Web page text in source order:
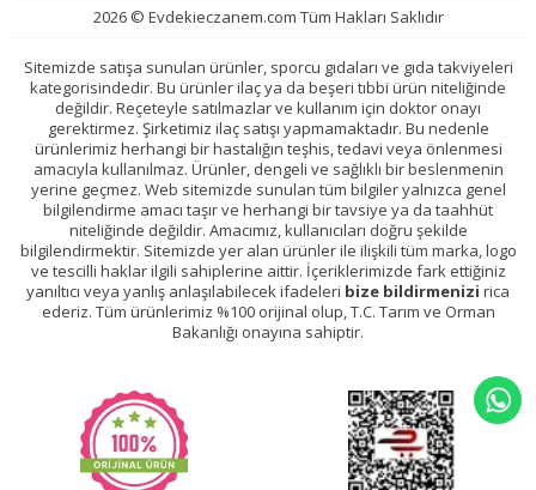
2026 © Evdekieczanem.com Tüm Hakları Saklıdır
Sitemizde satışa sunulan ürünler, sporcu gıdaları ve gıda takviyeleri
kategorisindedir. Bu ürünler ilaç ya da beşeri tıbbi ürün niteliğinde
değildir. Reçeteyle satılmazlar ve kullanım için doktor onayı
gerektirmez. Şirketimiz ilaç satışı yapmamaktadır. Bu nedenle
ürünlerimiz herhangi bir hastalığın teşhis, tedavi veya önlenmesi
amacıyla kullanılmaz. Ürünler, dengeli ve sağlıklı bir beslenmenin
yerine geçmez. Web sitemizde sunulan tüm bilgiler yalnızca genel
bilgilendirme amacı taşır ve herhangi bir tavsiye ya da taahhüt
niteliğinde değildir. Amacımız, kullanıcıları doğru şekilde
bilgilendirmektir. Sitemizde yer alan ürünler ile ilişkili tüm marka, logo
ve tescilli haklar ilgili sahiplerine aittir. İçeriklerimizde fark ettiğiniz
yanıltıcı veya yanlış anlaşılabilecek ifadeleri bize bildirmenizi rica
ederiz. Tüm ürünlerimiz %100 orijinal olup, T.C. Tarım ve Orman
Bakanlığı onayına sahiptir.